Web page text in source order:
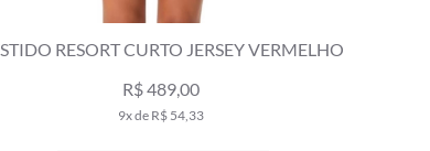
RESORT CURTO JERSEY VERMELHO
R$ 489,00
9x de R$ 54,33